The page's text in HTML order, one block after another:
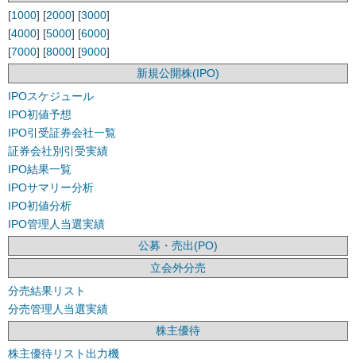
[1000] [2000] [3000]
[4000] [5000] [6000]
[7000] [8000] [9000]
新規公開株(IPO)
IPOスケジュール
IPO初値予想
IPO引受証券会社一覧
証券会社別引受実績
IPO結果一覧
IPOサマリー分析
IPO初値分析
IPO管理人当選実績
公募・売出(PO)
立会外分売
分売結果リスト
分売管理人当選実績
株主優待
株主優待リスト出力機